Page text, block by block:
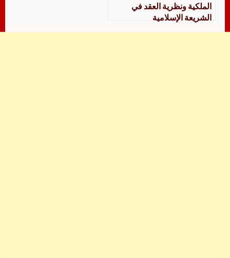
الملكية ونظرية العقد في
الشريعة الإسلامية